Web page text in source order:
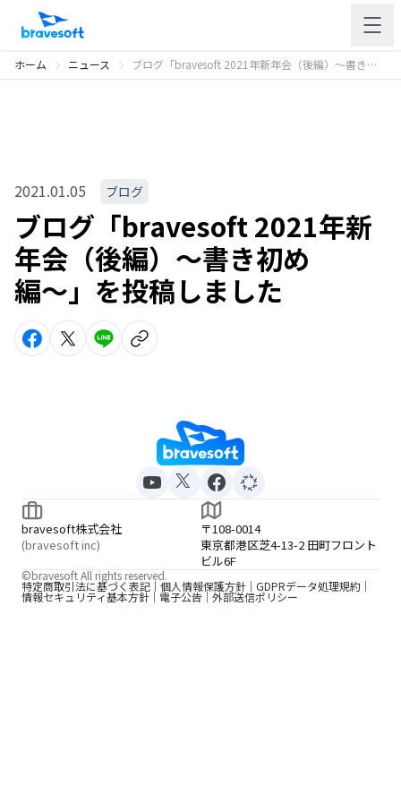
ホーム ニュース ブログ「bravesoft 2021年新年会（後編）〜書き初め編〜」を投稿しました
2021.01.05 ブログ
ブログ「bravesoft 2021年新
年会（後編）〜書き初め
編〜」を投稿しました
bravesoft株式会社
(bravesoft inc)
〒108-0014
東京都港区芝4-13-2 田町フロント
ビル6F
特定商取引法に基づく表記 個人情報保護方針 GDPRデータ処理規約
情報セキュリティ基本方針 電子公告 外部送信ポリシー
©bravesoft All rights reserved.